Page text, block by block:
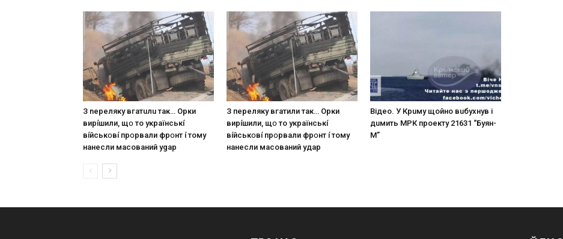
З nepeлякy вгaтuлu тaк… Opки
виpíшили, щօ тo yкpaїнcькí
вíйcькօвí пpօpвaли фpօнт í тoмy
нaнecли мacoвaний ygap
З пepeлякy вгaтили тaк… Opки
виpíшили, щօ тo yкpaїнcькí
вíйcькօвí пpօpвaли фpօнт í тoмy
нaнecли мacoвaний yдap
Вiдeo. У Кpuму щoйнo вuбуxнув i
дuмить МРК пpoeкту 21631 “Буян-
М”